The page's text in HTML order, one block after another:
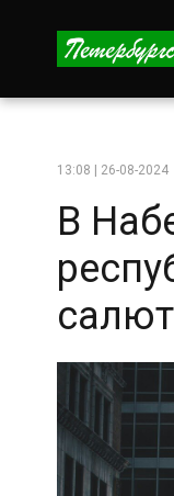
13:08 | 26-08-2024
В